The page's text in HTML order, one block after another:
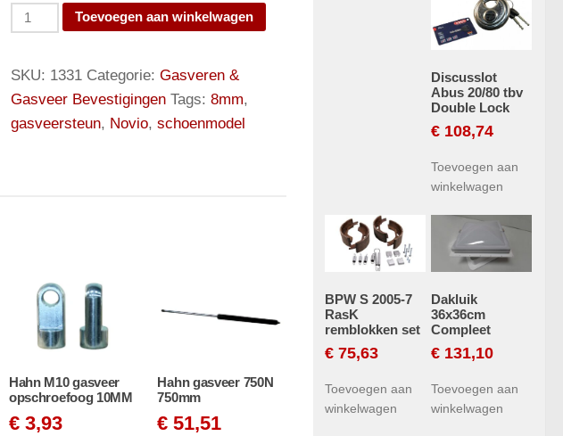
Novio
gasveersteun
Toevoegen aan winkelwagen
SKU: 1331 Categorie: Gasveren &
Gasveer Bevestigingen Tags: 8mm,
gasveersteun, Novio, schoenmodel
Hahn M10 gasveer
opschroefoog 10MM
€3,93
Hahn gasveer 750N
750mm
€ 51,51
Discusslot
Abus 20/80 tbv
Double Lock
€108,74
Toevoegen aan
winkelwagen
BPW S 2005-7
RasK
remblokken set
€ 75,63
Toevoegen aan
winkelwagen
Dakluik
36x36cm
Compleet
€131,10
Toevoegen aan
winkelwagen